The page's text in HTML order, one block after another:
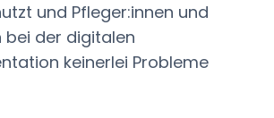
und Pfleger:innen und
bei der digitalen
keinerlei Probleme